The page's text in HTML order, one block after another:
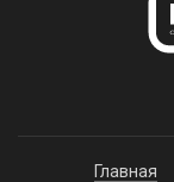
Главная